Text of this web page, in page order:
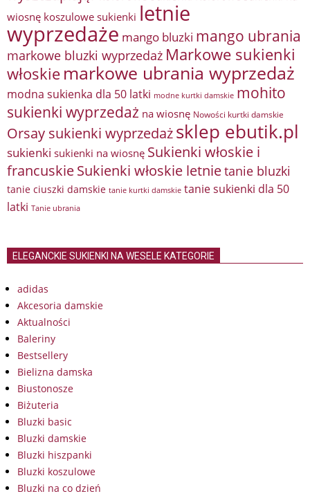
wiosnę koszulowe sukienki letnie
wyprzedaże mango bluzki mango ubrania
markowe bluzki wyprzedaż Markowe sukienki
włoskie markowe ubrania wyprzedaż
modna sukienka dla 50 latki modne kurtki damskie mohito
sukienki wyprzedaż na wiosnę Nowości kurtki damskie
Orsay sukienki wyprzedażsklep ebutik.pl
sukienki sukienki na wiosnę Sukienki włoskie i
francuskieSukienki włoskie letnietanie bluzki
tanie ciuszki damskie tanie kurtki damskie tanie sukienki dla 50
latki Tanie ubrania
ELEGANCKIE SUKIENKI NA WESELE KATEGORIE
adidas
Akcesoria damskie
Aktualności
Baleriny
Bestsellery
Bielizna damska
Biustonosze
Biżuteria
Bluzki basic
Bluzki damskie
Bluzki hiszpanki
Bluzki koszulowe
Bluzki na co dzień